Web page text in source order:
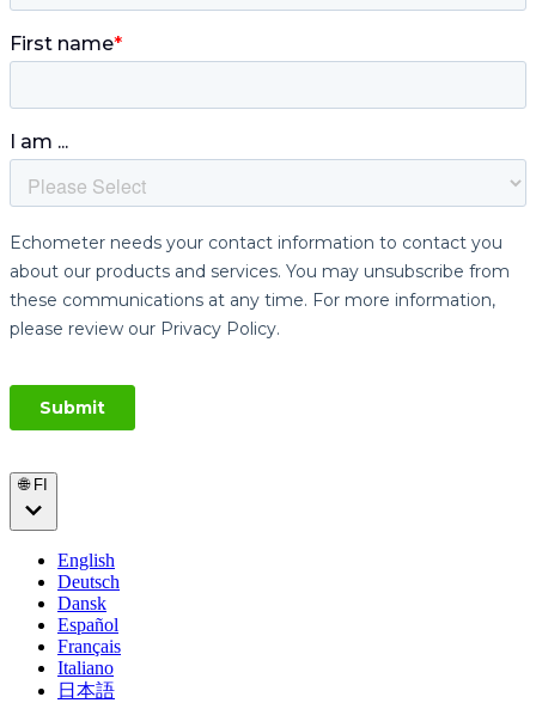
🌐 FI
English
Deutsch
Dansk
Español
Français
Italiano
日本語